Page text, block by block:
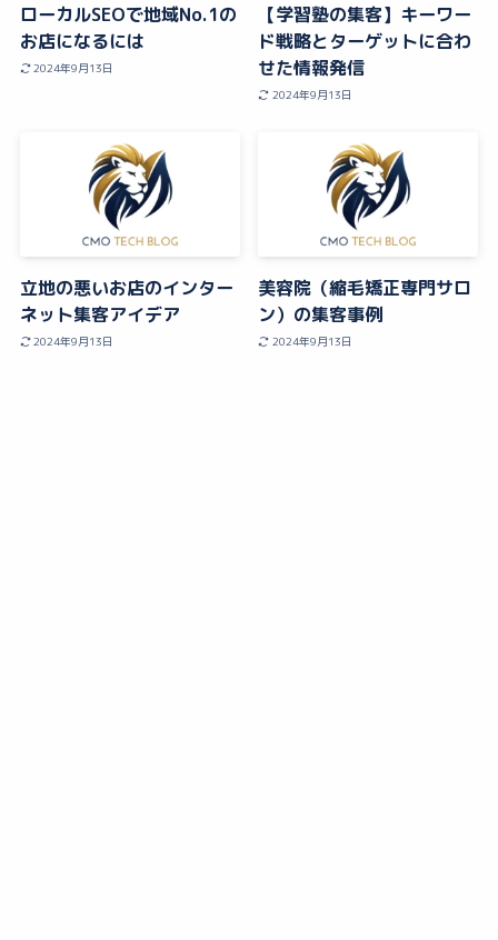
ローカルSEOで地域No.1の
お店になるには
2024年9月13日
【学習塾の集客】キーワー
ド戦略とターゲットに合わ
せた情報発信
2024年9月13日
立地の悪いお店のインター
ネット集客アイデア
2024年9月13日
美容院（縮毛矯正専門サロ
ン）の集客事例
2024年9月13日